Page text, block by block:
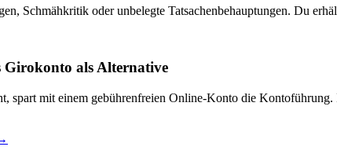
Schmähkritik oder unbelegte Tatsachenbehauptungen. Du
Girokonto als Alternative
spart mit einem gebührenfreien Online-Konto die